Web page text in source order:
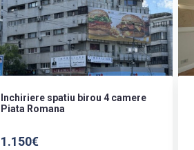
Inchiriere spatiu birou 4 camere
Piata Romana
1.150€